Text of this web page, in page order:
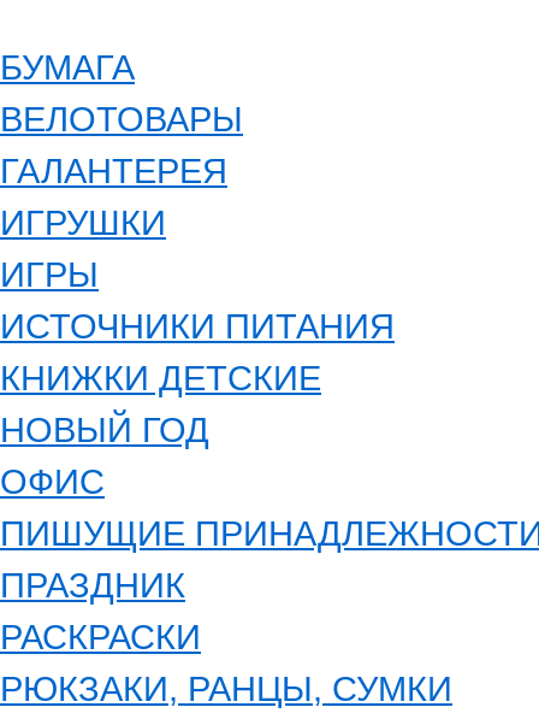
БУМАГА
ВЕЛОТОВАРЫ
ГАЛАНТЕРЕЯ
ИГРУШКИ
ИГРЫ
ИСТОЧНИКИ ПИТАНИЯ
КНИЖКИ ДЕТСКИЕ
НОВЫЙ ГОД
ОФИС
ПИШУЩИЕ
ПРАЗДНИК
РАСКРАСКИ
РЮКЗАКИ, РАНЦЫ, СУМКИ